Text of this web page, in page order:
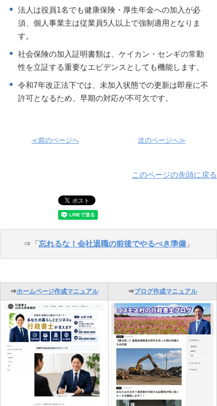
法人は役員1名でも健康保険・厚生年金への加入が必
須、個人事業主は従業員5人以上で強制適用となりま
す。
社会保険の加入証明書類は、ケイカン・センギの常勤
性を立証する重要なエビデンスとしても機能します。
令和7年改正法下では、未加入状態での更新は即座に不
許可となるため、早期の対応が不可欠です。
≪前のページへ 次のページへ≫
このページの先頭に戻る
⇒「 忘れるな！会社退職の前後でやるべき準備 」
⇒ホームページ作成マニュアル ⇒ブログ作成マニュアル